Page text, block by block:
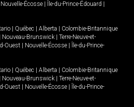
Nouvelle-Écosse Île-du-Prince-Édouard
Québec Alberta
Colombie-Britannique
Nouveau-Brunswick
Terre-Neuve-et-
Ouest Nouvelle-Écosse
Île-du-Prince-
Québec Alberta
Colombie-Britannique
Nouveau-Brunswick
Terre-Neuve-et-
Ouest Nouvelle-Écosse
Île-du-Prince-